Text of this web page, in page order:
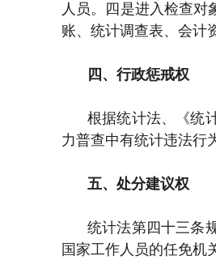
人员。四是进入检查
账、统计调查表、会计
四、行政惩戒权
根据统计法、《统
力普查中有统计违法行
五、处分建议权
统计法第四十三条
国家工作人员的任免机